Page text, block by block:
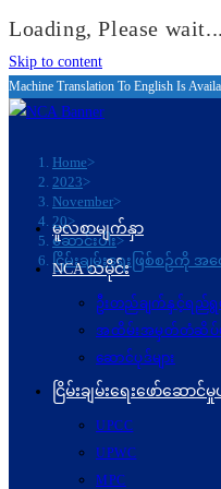
Loading, Please wait...
Skip to content
Machine Translation To English Is
Home>
2023>
November>
20>
ဆောင်းပါး>
ငြိမ်းချမ်းရေးဖြစ်စဉ်
မူလစာမျက်နှာ
NCA သမိုင်း
ဦးတည်ချက်နှင့်ရည်
အထိမ်းအမှတ်တံဆိပ်မ
ဆောင်ပုဒ်များ
ငြိမ်းချမ်းရေးဖော်‌ဆောင်မှု
UPCC
UPWC
MPC